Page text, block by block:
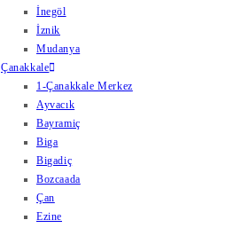
İnegöl
İznik
Mudanya
Çanakkale
1-Çanakkale Merkez
Ayvacık
Bayramiç
Biga
Bigadiç
Bozcaada
Çan
Ezine